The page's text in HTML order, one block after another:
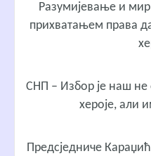
Разумијевање и
прихватањем права
СНП – Избор је наш
хероје, али
Предсједниче